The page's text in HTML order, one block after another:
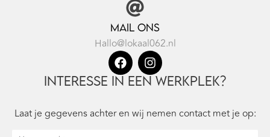
Mail ons
Hallo@lokaal062.nl
Interesse in een werkplek?
Laat je gegevens achter en wij nemen contact met je op: